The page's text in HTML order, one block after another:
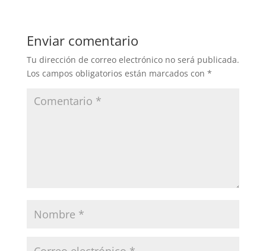
Enviar comentario
Tu dirección de correo electrónico no será publicada.
Los campos obligatorios están marcados con *